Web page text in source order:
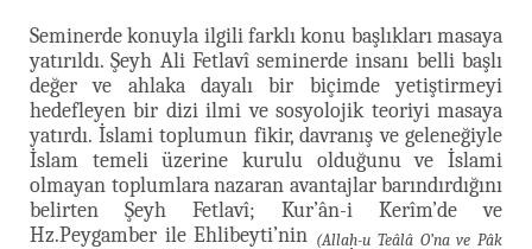
Seminerde konuyla ilgili farklı konu başlıkları masaya
yatırıldı. Şeyh Ali Fetlavî seminerde insanı belli başlı
değer ve ahlaka dayalı bir biçimde yetiştirmeyi
hedefleyen bir dizi ilmi ve sosyolojik teoriyi masaya
yatırdı. İslami toplumun fikir, davranış ve geleneğiyle
İslam temeli üzerine kurulu olduğunu ve İslami
olmayan toplumlara nazaran avantajlar barındırdığını
belirten Şeyh Fetlavî; Kur’ân-i Kerîm’de ve
Hz.Peygamber ile Ehlibeyti’nin (Allah-u Teâlâ O’na ve Pâk